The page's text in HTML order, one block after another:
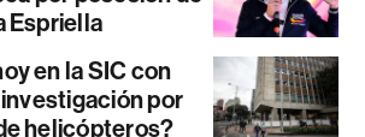
Espriella
en la SIC con
por
helicópteros?